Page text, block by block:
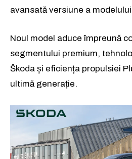
avansată versiune a
Noul model aduce împreună
segmentului premium,
Škoda și eficiența propulsiei
ultimă generație.